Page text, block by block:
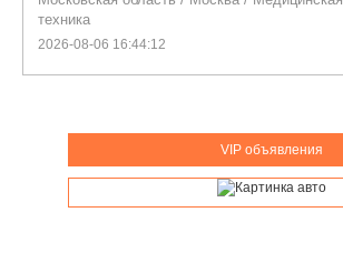
техника
2026-08-06 16:44:12
VIP объявления